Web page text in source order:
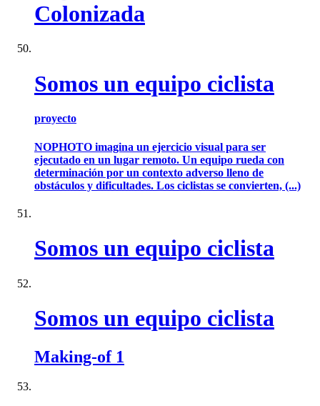
Colonizada
Somos un equipo ciclista
proyecto
NOPHOTO imagina un ejercicio visual para ser
ejecutado en un lugar remoto. Un equipo rueda con
determinación por un contexto adverso lleno de
obstáculos y dificultades. Los ciclistas se convierten, (...)
Somos un equipo ciclista
Somos un equipo ciclista
Making-of 1